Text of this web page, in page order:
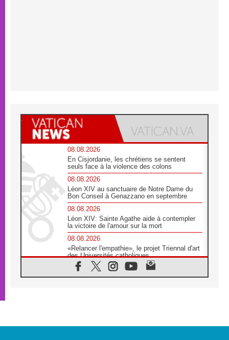
08.08.2026
En Cisjordanie, les chrétiens se sentent
seuls face à la violence des colons
08.08.2026
Léon XIV au sanctuaire de Notre Dame du
Bon Conseil à Genazzano en septembre
08.08.2026
Léon XIV: Sainte Agathe aide à contempler
la victoire de l'amour sur la mort
08.08.2026
«Relancer l'empathie», le projet Triennal d'art
des Universités catholiques
08.08.2026
Signis 2026, donner la parole aux religieuses
07.08.2026